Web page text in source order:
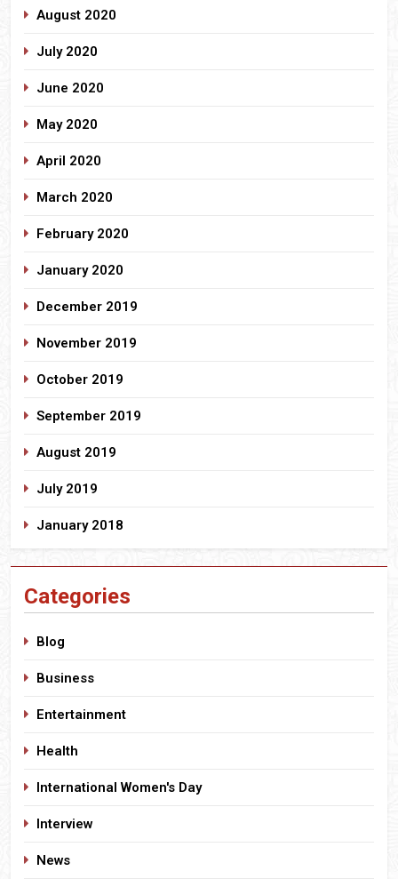
August 2020
July 2020
June 2020
May 2020
April 2020
March 2020
February 2020
January 2020
December 2019
November 2019
October 2019
September 2019
August 2019
July 2019
January 2018
Categories
Blog
Business
Entertainment
Health
International Women's Day
Interview
News